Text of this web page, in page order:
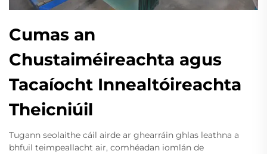
Cumas an
Chustaiméireachta agus
Tacaíocht Innealtóireachta
Theicniúil
Tugann seolaithe cáil airde ar ghearráin ghlas leathna a
bhfuil teimpeallacht air, comhéadan iomlán de